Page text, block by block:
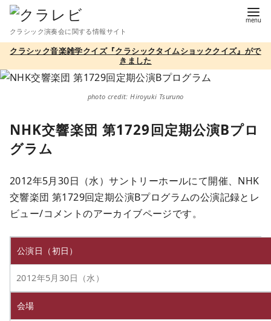
テ
ツ
クラシック演奏会に関する情報サイト
クラシック音楽雑学クイズ『クラシックタイムショッククイズ』がで
きました
photo credit: Hiroyuki Tsuruno
NHK交響楽団 第1729回定期公演Bプロ
グラム
2012年5月30日（水）サントリーホールにて開催、NHK
交響楽団 第1729回定期公演Bプログラムの公演記録とレ
ビュー/コメントのアーカイブページです。
公演日（初日）
2012年5月30日（水）
会場